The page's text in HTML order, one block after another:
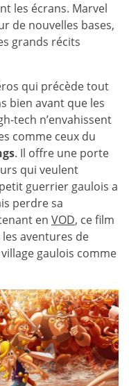
les écrans. Marvel
de nouvelles bases,
grands récits
qui précède tout
bien avant que les
tech n’envahissent
comme ceux du
. Il offre une porte
qui veulent
guerrier gaulois a
perdre sa
en VOD, ce film
aventures de
gaulois comme